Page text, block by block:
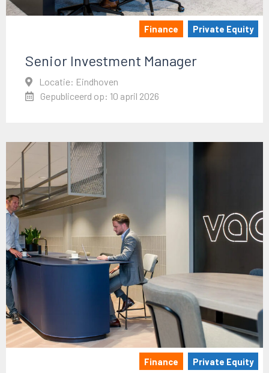
Finance Private Equity
Senior Investment Manager
Locatie: Eindhoven
Gepubliceerd op: 10 april 2026
Finance Private Equity